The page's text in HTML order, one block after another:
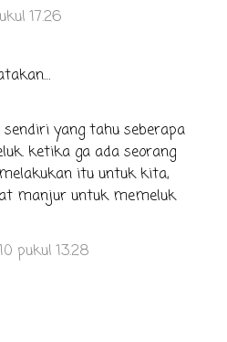
17.26
yang tahu seberapa
ketika ga ada seorang
itu untuk kita,
manjur untuk memeluk
pukul 13.28